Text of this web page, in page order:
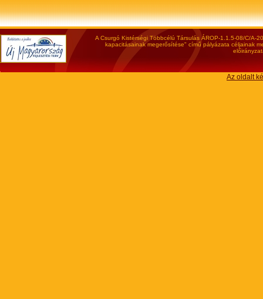
A Csurgó Kistérségi Többcélú Társulás ÁROP-1.1.5-08/C/A-
kapacitásainak megerősítése" című pályázata céljainak
Az oldalt